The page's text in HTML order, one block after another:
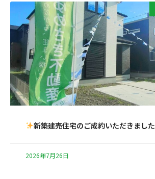
新築建売住宅のご成約いただきました
2026年7月26日